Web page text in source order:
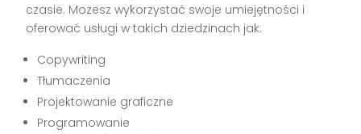
czasie. Możesz wykorzystać swoje umiejętności i
oferować usługi w takich dziedzinach jak:
Copywriting
Tłumaczenia
Projektowanie graficzne
Programowanie